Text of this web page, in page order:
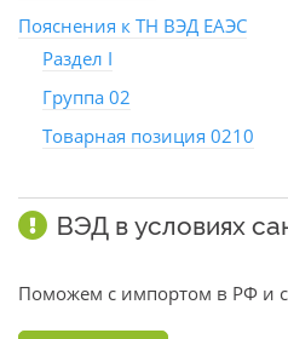
Пояснения к ТН ВЭД ЕАЭС
Раздел I
Группа 02
Товарная позиция 0210
ВЭД в условиях
Поможем с импортом в РФ и